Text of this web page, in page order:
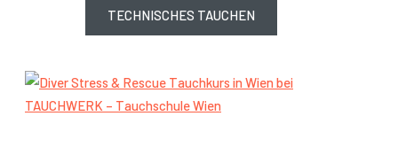
TECHNISCHES TAUCHEN